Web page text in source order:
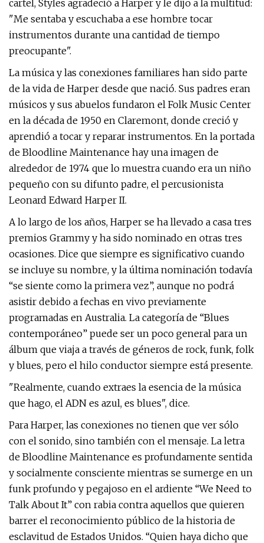
cartel, Styles agradeció a Harper y le dijo a la multitud:
"Me sentaba y escuchaba a ese hombre tocar
instrumentos durante una cantidad de tiempo
preocupante".
La música y las conexiones familiares han sido parte
de la vida de Harper desde que nació. Sus padres eran
músicos y sus abuelos fundaron el Folk Music Center
en la década de 1950 en Claremont, donde creció y
aprendió a tocar y reparar instrumentos. En la portada
de Bloodline Maintenance hay una imagen de
alrededor de 1974 que lo muestra cuando era un niño
pequeño con su difunto padre, el percusionista
Leonard Edward Harper II.
A lo largo de los años, Harper se ha llevado a casa tres
premios Grammy y ha sido nominado en otras tres
ocasiones. Dice que siempre es significativo cuando
se incluye su nombre, y la última nominación todavía
“se siente como la primera vez”, aunque no podrá
asistir debido a fechas en vivo previamente
programadas en Australia. La categoría de “Blues
contemporáneo” puede ser un poco general para un
álbum que viaja a través de géneros de rock, funk, folk
y blues, pero el hilo conductor siempre está presente.
"Realmente, cuando extraes la esencia de la música
que hago, el ADN es azul, es blues", dice.
Para Harper, las conexiones no tienen que ver sólo
con el sonido, sino también con el mensaje. La letra
de Bloodline Maintenance es profundamente sentida
y socialmente consciente mientras se sumerge en un
funk profundo y pegajoso en el ardiente “We Need to
Talk About It” con rabia contra aquellos que quieren
barrer el reconocimiento público de la historia de
esclavitud de Estados Unidos. “Quien haya dicho que